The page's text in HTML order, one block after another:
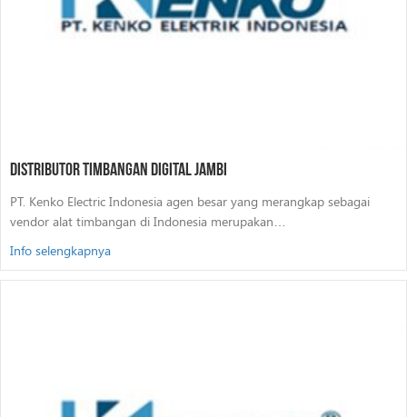
Distributor Timbangan Digital Jambi
PT. Kenko Electric Indonesia agen besar yang merangkap sebagai
vendor alat timbangan di Indonesia merupakan…
Info selengkapnya